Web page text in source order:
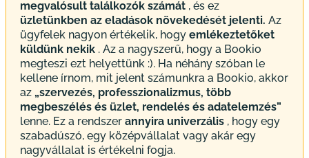
megvalósult találkozók számát , és ez
üzletünkben az eladások növekedését jelenti. Az
ügyfelek nagyon értékelik, hogy emlékeztetőket
küldünk nekik . Az a nagyszerű, hogy a Bookio
megteszi ezt helyettünk :). Ha néhány szóban le
kellene írnom, mit jelent számunkra a Bookio, akkor
az „szervezés, professzionalizmus, több
megbeszélés és üzlet, rendelés és adatelemzés”
lenne. Ez a rendszer annyira univerzális , hogy egy
szabadúszó, egy középvállalat vagy akár egy
nagyvállalat is értékelni fogja.